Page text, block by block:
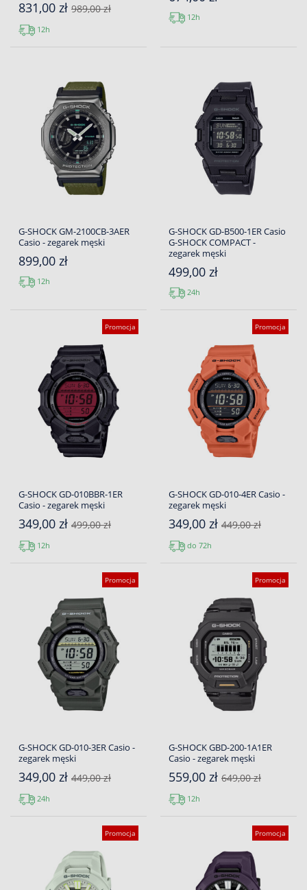
831,00 zł 989,00 zł
12h
12h
G-SHOCK GM-2100CB-3AER
Casio - zegarek męski
899,00 zł
12h
G-SHOCK GD-B500-1ER Casio
G-SHOCK COMPACT -
zegarek męski
499,00 zł
24h
Promocja
G-SHOCK GD-010BBR-1ER
Casio - zegarek męski
349,00 zł 499,00 zł
12h
Promocja
G-SHOCK GD-010-4ER Casio -
zegarek męski
349,00 zł 449,00 zł
do 72h
Promocja
G-SHOCK GD-010-3ER Casio -
zegarek męski
349,00 zł 449,00 zł
24h
Promocja
G-SHOCK GBD-200-1A1ER
Casio - zegarek męski
559,00 zł 649,00 zł
12h
Promocja Promocja